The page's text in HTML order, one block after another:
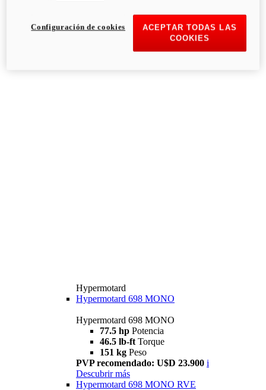
Hypermotard
Hypermotard 698 MONO
Hypermotard 698 MONO
77.5 hp Potencia
46.5 lb-ft Torque
151 kg Peso
PVP recomendado: U$D 23.900 i
Descubrir más
Hypermotard 698 MONO RVE
ACEPTAR TODAS LAS
COOKIES
Configuración de cookies